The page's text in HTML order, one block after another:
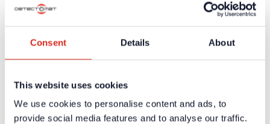
Consent Details About
This website uses cookies
We use cookies to personalise content and ads, to
provide social media features and to analyse our traffic.
Verantwortliche Person SAA
mehr Infos
mehr Infos
Auffrischungsschulung nur SAA
mehr Infos